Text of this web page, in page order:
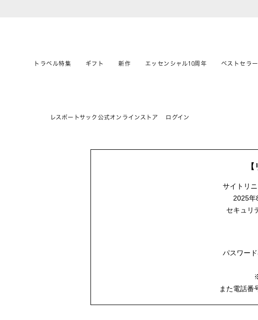
トラベル特集 ギフト 新作 エッセンシャル10周年 ベストセラー
レスポートサック公式オンラインストア ログイン
サイトリ
2025年
セキュリ
パスワード
また電話番